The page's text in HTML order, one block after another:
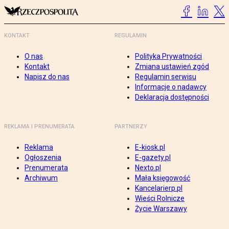
KONTAKT
O nas
Kontakt
Napisz do nas
REGULAMIN
Polityka Prywatności
Zmiana ustawień zgód
Regulamin serwisu
Informacje o nadawcy
Deklaracja dostępności
REKLAMA I PRENUMERATA
Reklama
Ogłoszenia
Prenumerata
Archiwum
PARTNERZY
E-kiosk.pl
E-gazety.pl
Nexto.pl
Mała księgowość
Kancelarierp.pl
Wieści Rolnicze
Życie Warszawy